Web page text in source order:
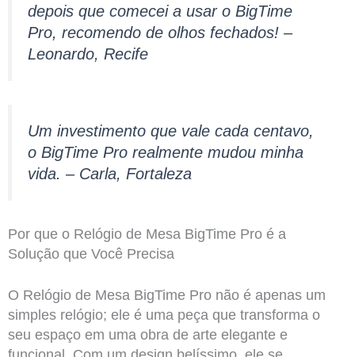
depois que comecei a usar o BigTime
Pro, recomendo de olhos fechados! –
Leonardo, Recife
Um investimento que vale cada centavo,
o BigTime Pro realmente mudou minha
vida. – Carla, Fortaleza
Por que o Relógio de Mesa BigTime Pro é a
Solução que Você Precisa
O Relógio de Mesa BigTime Pro não é apenas um
simples relógio; ele é uma peça que transforma o
seu espaço em uma obra de arte elegante e